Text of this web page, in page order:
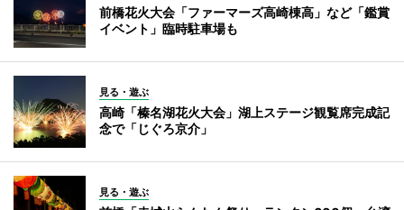
前橋花火大会「ファーマーズ高崎棟高」など「鑑賞
イベント」臨時駐車場も
見る・遊ぶ
高崎「榛名湖花火大会」湖上ステージ観覧席完成記
念で「じぐろ京介」
見る・遊ぶ